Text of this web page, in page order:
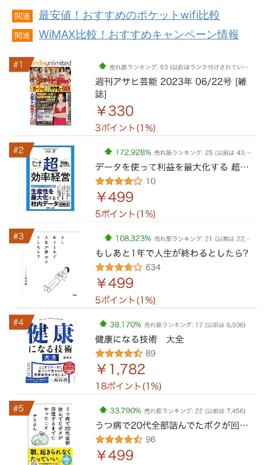
関連 最安値！おすすめのポケットwifi比較
関連 WiMAX比較！おすすめキャンペーン情報